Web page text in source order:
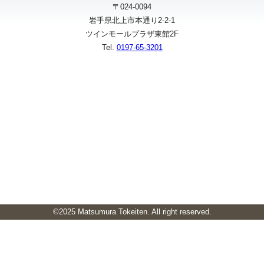
〒024-0094
岩手県北上市本通り2-2-1
ツインモールプラザ東館2F
Tel. 0197-65-3201
©2025 Matsumura Tokeiten. All right reserved.